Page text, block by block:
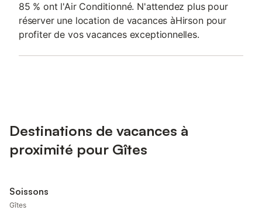
85 % ont l'Air Conditionné. N'attendez plus pour
réserver une location de vacances àHirson pour
profiter de vos vacances exceptionnelles.
Destinations de vacances à
proximité pour Gîtes
Soissons
Gîtes